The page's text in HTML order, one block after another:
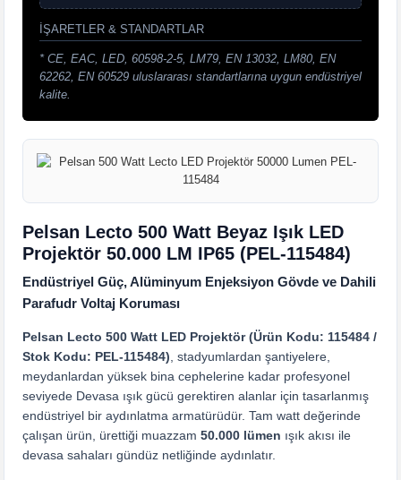
İŞARETLER & STANDARTLAR
* CE, EAC, LED, 60598-2-5, LM79, EN 13032, LM80, EN
62262, EN 60529 uluslararası standartlarına uygun endüstriyel
kalite.
Pelsan Lecto 500 Watt Beyaz Işık LED
Projektör 50.000 LM IP65 (PEL-115484)
Endüstriyel Güç, Alüminyum Enjeksiyon Gövde ve Dahili
Parafudr Voltaj Koruması
Pelsan Lecto 500 Watt LED Projektör (Ürün Kodu: 115484 /
Stok Kodu: PEL-115484) , stadyumlardan şantiyelere,
meydanlardan yüksek bina cephelerine kadar profesyonel
seviyede Devasa ışık gücü gerektiren alanlar için tasarlanmış
endüstriyel bir aydınlatma armatürüdür. Tam watt değerinde
çalışan ürün, ürettiği muazzam 50.000 lümen ışık akısı ile
devasa sahaları gündüz netliğinde aydınlatır.